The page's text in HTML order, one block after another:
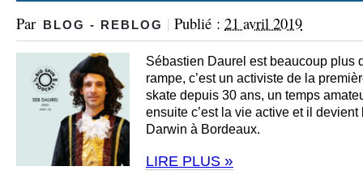
Par BLOG - REBLOG | Publié : 21 avril 2019
Sébastien Daurel est beaucoup plus
rampe, c’est un activiste de la
skate depuis 30 ans, un temps
ensuite c’est la vie active et il
Darwin à Bordeaux.
LIRE PLUS »